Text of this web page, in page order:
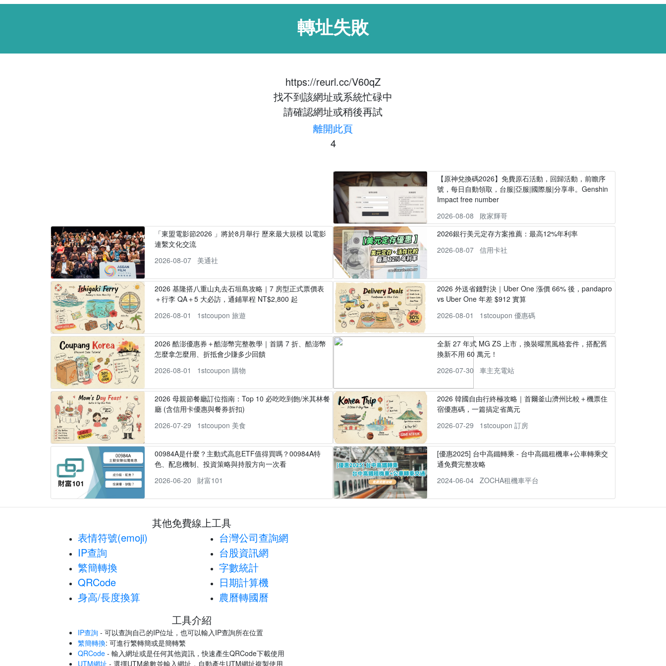
轉址失敗
https://reurl.cc/V60qZ
找不到該網址或系統忙碌中
請確認網址或稍後再試
離開此頁
3
【原神兌換碼2026】免費原石活動，回歸活動，前瞻序
號，每日自動領取，台服|亞服|國際服|分享串。Genshin
Impact free number
2026-08-08
敗家輝哥
「東盟電影節2026 」將於8月舉行 歷來最大規模 以電影
連繫文化交流
2026-08-07
美通社
2026銀行美元定存方案推薦：最高12%年利率
2026-08-07
信用卡社
2026 基隆搭八重山丸去石垣島攻略｜7 房型正式票價表
＋行李 QA＋5 大必訪，通鋪單程 NT$2,800 起
2026-08-01
1stcoupon 旅遊
2026 外送省錢對決｜Uber One 漲價 66% 後，pandapro
vs Uber One 年差 $912 實算
2026-08-01
1stcoupon 優惠碼
2026 酷澎優惠券＋酷澎幣完整教學｜首購 7 折、酷澎幣
怎麼拿怎麼用、折抵會少賺多少回饋
2026-08-01
1stcoupon 購物
全新 27 年式 MG ZS 上市，換裝曜黑風格套件，搭配舊
換新不用 60 萬元！
2026-07-30
車主充電站
2026 母親節餐廳訂位指南：Top 10 必吃吃到飽/米其林餐
廳 (含信用卡優惠與餐券折扣)
2026-07-29
1stcoupon 美食
2026 韓國自由行終極攻略｜首爾釜山濟州比較＋機票住
宿優惠碼，一篇搞定省萬元
2026-07-29
1stcoupon 訂房
00984A是什麼？主動式高息ETF值得買嗎？00984A特
色、配息機制、投資策略與持股方向一次看
2026-06-20
財富101
[優惠2025] 台中高鐵轉乘 - 台中高鐵租機車+公車轉乘交
通免費完整攻略
2024-06-04
ZOCHA租機車平台
其他免費線上工具
表情符號(emoji)
IP查詢
繁簡轉換
QRCode
身高/長度換算
台灣公司查詢網
台股資訊網
字數統計
日期計算機
農曆轉國曆
工具介紹
IP查詢 - 可以查詢自己的IP位址，也可以輸入IP查詢所在位置
繁簡轉換: 可進行繁轉簡或是簡轉繁
QRCode - 輸入網址或是任何其他資訊，快速產生QRCode下載使用
UTM網址 - 選擇UTM參數並輸入網址，自動產生UTM網址複製使用